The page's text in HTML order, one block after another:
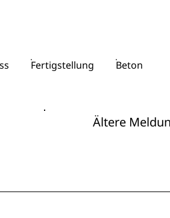
Fertigstellung Beton
Ältere